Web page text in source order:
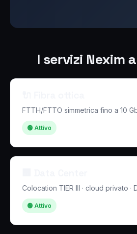
I servizi Nexim
FTTH/FTTO simmetrica fino a 10
🟢 Attivo
Colocation TIER III · cloud privato ·
🟢 Attivo